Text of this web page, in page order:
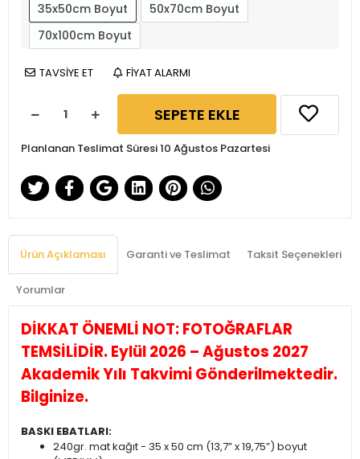
35x50cm Boyut
50x70cm Boyut
70x100cm Boyut
TAVSİYE ET FİYAT ALARMI
SEPETE EKLE
Planlanan Teslimat Süresi 10 Ağustos Pazartesi
Ürün Açıklaması Garanti ve Teslimat Taksit Seçenekleri
Yorumlar
DİKKAT ÖNEMLİ NOT: FOTOĞRAFLAR
TEMSİLİDİR. Eylül 2026 – Ağustos 2027
Akademik Yılı Takvimi Gönderilmektedir.
Bilginize.
BASKI EBATLARI:
240gr. mat kağıt - 35 x 50 cm (13,7” x 19,75”) boyut